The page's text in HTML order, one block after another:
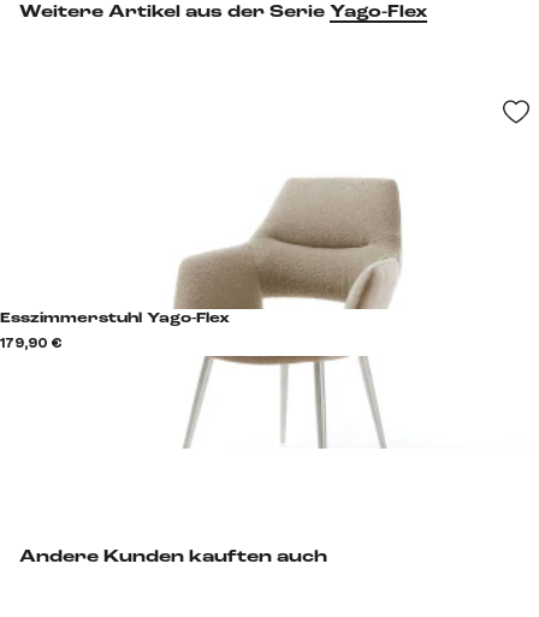
Andere Kunden kauften auch
Weitere Artikel aus der Serie Yago-Flex
Esszimmerstuhl Yago-Flex
179,90 €